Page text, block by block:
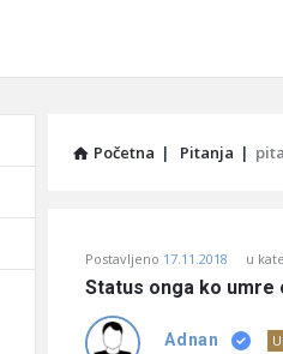
Početna | Pitanja |
Učene
Postavljeno 17.11.2018 u
Status onga ko
Adnan